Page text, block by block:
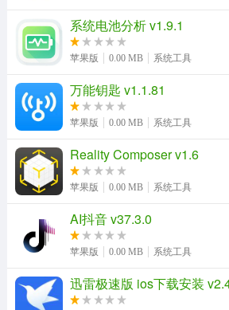
系统电池分析 v1.9.1
苹果版 0.00 MB 系统工具
万能钥匙 v1.1.81
苹果版 0.00 MB 系统工具
Reality Composer v1.6
苹果版 0.00 MB 系统工具
AI抖音 v37.3.0
苹果版 0.00 MB 系统工具
迅雷极速版 ios下载安装